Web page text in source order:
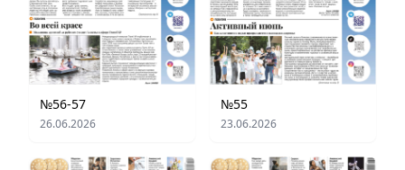
№56-57
26.06.2026
№55
23.06.2026